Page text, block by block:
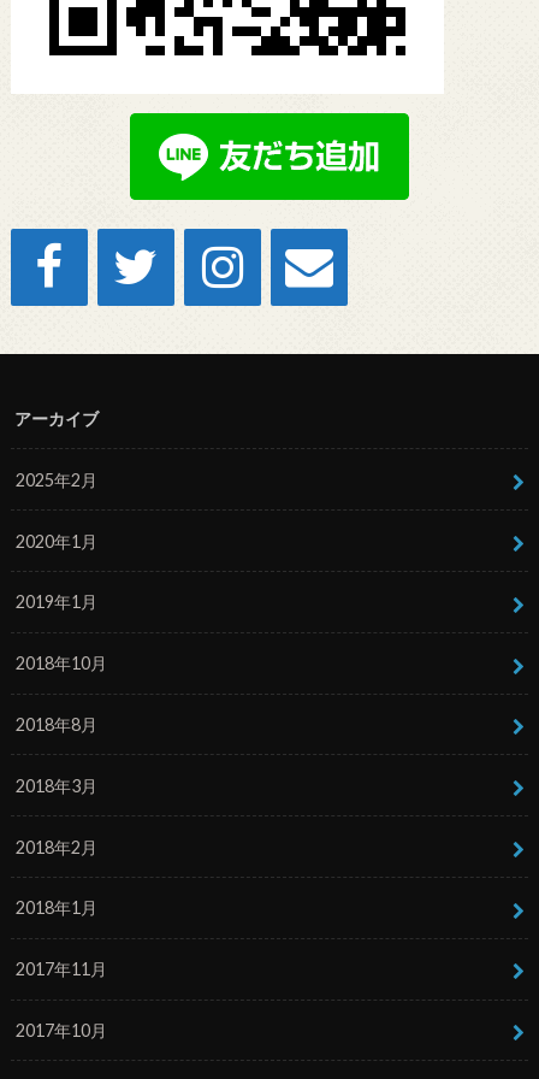
アーカイブ
2025年2月
2020年1月
2019年1月
2018年10月
2018年8月
2018年3月
2018年2月
2018年1月
2017年11月
2017年10月